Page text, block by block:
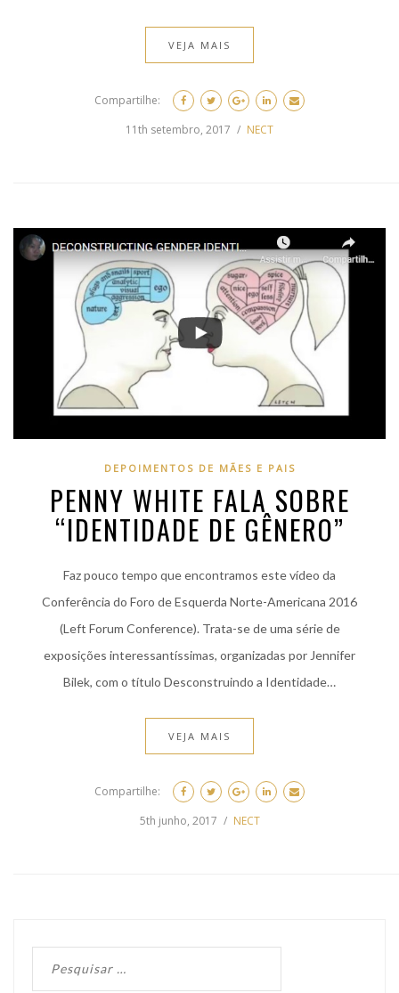
VEJA MAIS
Compartilhe:
11th setembro, 2017
NECT
DEPOIMENTOS DE MÃES E PAIS
PENNY WHITE FALA SOBRE
“IDENTIDADE DE GÊNERO”
Faz pouco tempo que encontramos este vídeo da
Conferência do Foro de Esquerda Norte-Americana 2016
(Left Forum Conference). Trata-se de uma série de
exposições interessantíssimas, organizadas por Jennifer
Bilek, com o título Desconstruindo a Identidade…
VEJA MAIS
Compartilhe:
5th junho, 2017
NECT